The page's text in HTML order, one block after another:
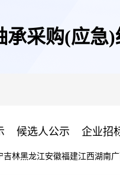
承采购(应急
候选人公示 企业招
吉林黑龙江安徽福建江西湖南